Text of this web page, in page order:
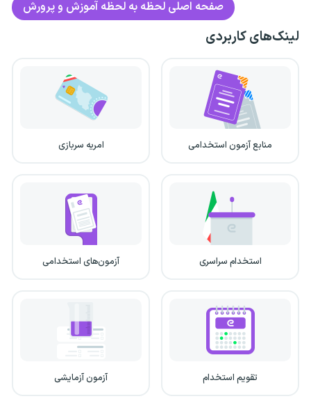
صفحه اصلی لحظه به لحظه آموزش و پرورش
لینک‌های کاربردی
منابع آزمون استخدامی امریه سربازی
استخدام سراسری آزمون‌های استخدامی
تقویم استخدام آزمون آزمایشی